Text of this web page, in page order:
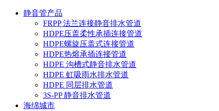
静音管产品
FRPP 法兰连接静音排水管道
HDPE压盖柔性承插连接管道
HDPE螺旋压盖式连接管道
HDPE热熔承插连接管道
HDPE 沟槽式静音排水管道
HDPE 虹吸雨水排水管道
HDPE 同层排水管道
3S-PP 静音排水管道
海绵城市